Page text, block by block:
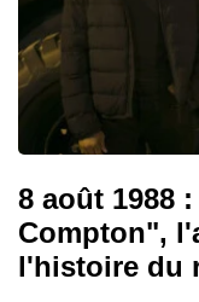
8 août 1988
Compton",
l'histoire du